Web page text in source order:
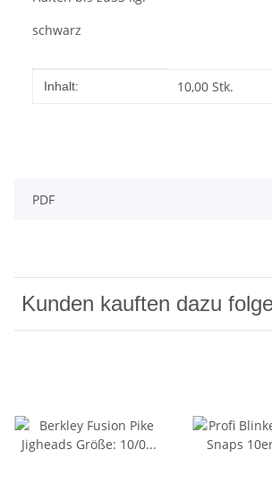
schwarz
Produkteigenschaft
Wert
Inhalt: 10,00 Stk.
PDF
Kunden kauften dazu